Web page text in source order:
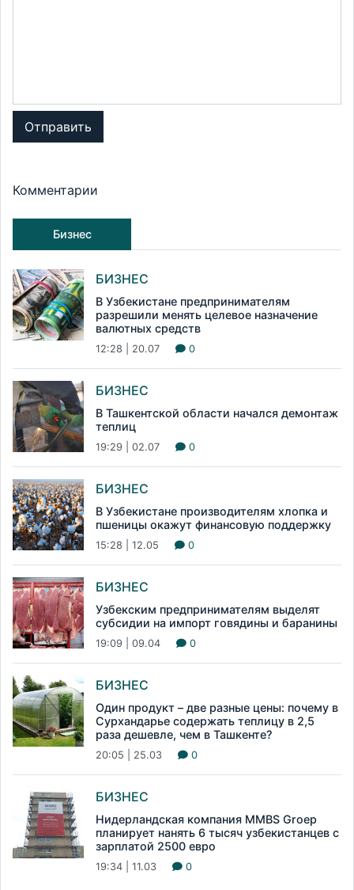
Отправить
Комментарии
Бизнес
БИЗНЕС
В Узбекистане предпринимателям
разрешили менять целевое назначение
валютных средств
12:28 | 20.07 0
БИЗНЕС
В Ташкентской области начался демонтаж
теплиц
19:29 | 02.07 0
БИЗНЕС
В Узбекистане производителям хлопка и
пшеницы окажут финансовую поддержку
15:28 | 12.05 0
БИЗНЕС
Узбекским предпринимателям выделят
субсидии на импорт говядины и баранины
19:09 | 09.04 0
БИЗНЕС
Один продукт – две разные цены: почему в
Сурхандарье содержать теплицу в 2,5
раза дешевле, чем в Ташкенте?
20:05 | 25.03 0
БИЗНЕС
Нидерландская компания MMBS Groep
планирует нанять 6 тысяч узбекистанцев с
зарплатой 2500 евро
19:34 | 11.03 0